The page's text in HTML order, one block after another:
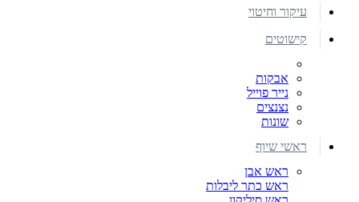
עיקור וחיטוי
קישוטים
אבקות
נייר פוייל
נצנצים
שונות
ראשי שיוף
ראש אבן
ראש כתר ליבלות